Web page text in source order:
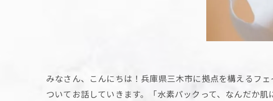
みなさん、こんにちは！兵庫県三木市に拠点を構えるフ
ついてお話していきます。「水素パックって、なんだか